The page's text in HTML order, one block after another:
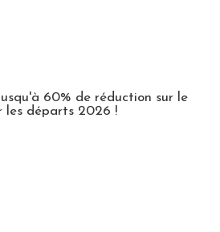
60% de réduction sur le
les départs 2026 !